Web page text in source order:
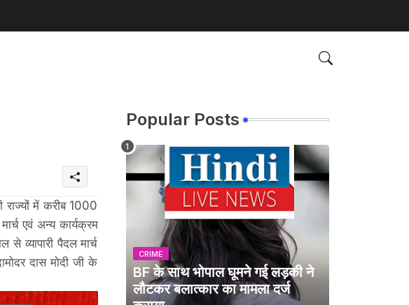
राज्यों में करीब 1000
एवं अन्य कार्यक्रम
व्यापारी पैदल मार्च
दास मोदी जी के
Popular Posts
CRIME
BF के साथ भोपाल घूमने गई लड़की ने
लौटकर बलात्कार का मामला दर्ज